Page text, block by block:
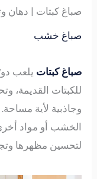
صباغ كبتات | دهان
صباغ خشب
صباغ كبتات يلعب
للكبتات القديمة،
وجاذبية لأية
الخشب أو مواد
لتحسين مظهرها